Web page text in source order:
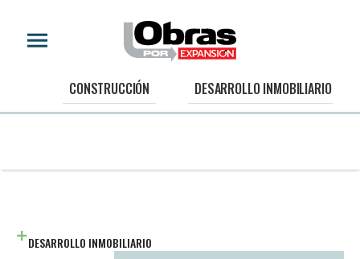
CONSTRUCCIÓN DESARROLLO INMOBILIARIO
DESARROLLO INMOBILIARIO